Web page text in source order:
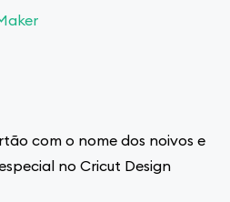
com o nome dos noivos e
no Cricut Design